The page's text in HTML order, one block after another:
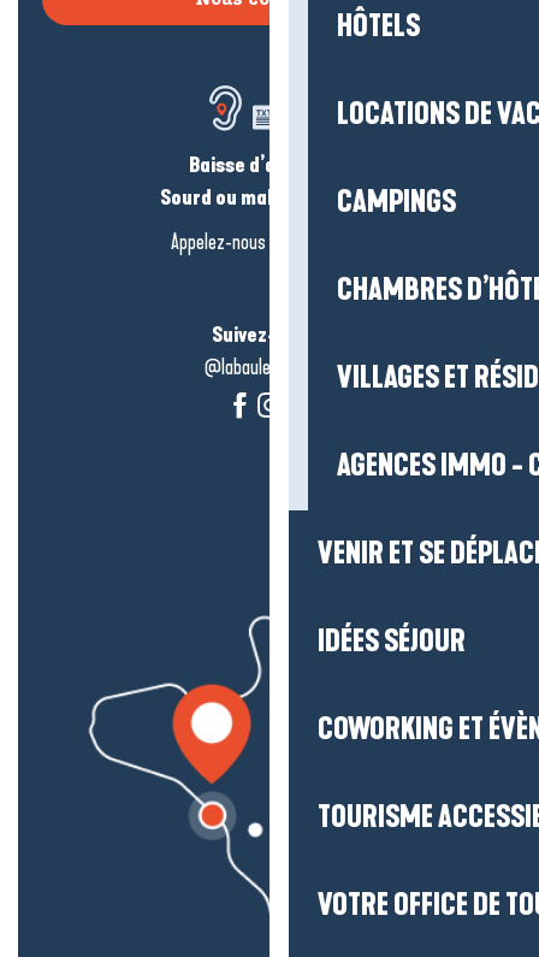
HÔTELS
LOCATIONS DE
CAMPINGS
CHAMBRES
VILLAGES ET
AGENCES IMMO -
VENIR ET SE
IDÉES SÉJOUR
COWORKING ET
TOURISME
VOTRE OFFICE DE
Baisse d’audition ?
Sourd ou malentendant ?
Appelez-nous en
Suivez-nous !
@labauleguérande